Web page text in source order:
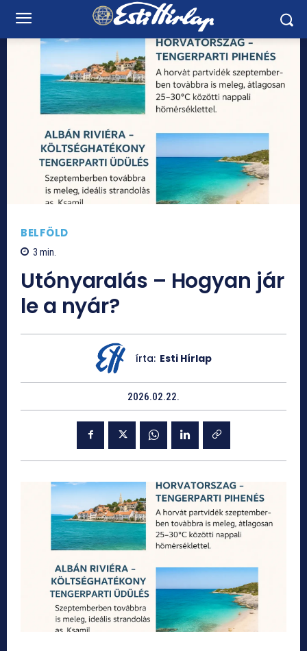
BELFÖLD
3 min.
Utónyaralás – Hogyan jár
le a nyár?
írta: Esti Hírlap
2026.02.22.